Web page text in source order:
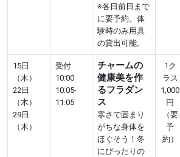
※各日前日まで
に要予約。体
験時のみ用具
の貸出可能。
15日
（木）
22日
（木）
29日
（木）
受付
10:00
10:05-
11:05
チャームの
健康美を作
るフラダン
ス
寒さで固まり
がちな身体を
ほぐそう！冬
にぴったりの
1ク
ラス
1,000
円
（要
予
約）